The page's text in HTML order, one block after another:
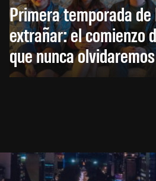
Primera temporada
extrañar: el comienzo
que nunca olvidaremos